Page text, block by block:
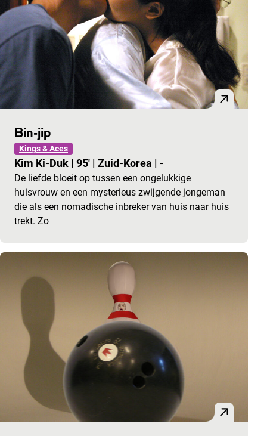
Bin-jip
Kings & Aces
Kim Ki-Duk | 95' | Zuid-Korea | -
De liefde bloeit op tussen een ongelukkige
huisvrouw en een mysterieus zwijgende jongeman
die als een nomadische inbreker van huis naar huis
trekt. Zo